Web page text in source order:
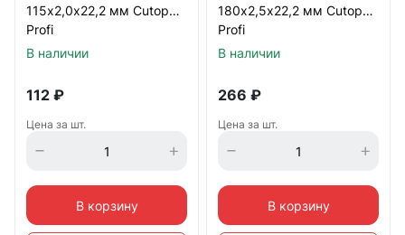
115х2,0х22,2 мм Cutop
Profi
В наличии
112 ₽
Цена за шт.
В корзину
180х2,5х22,2 мм Cutop
Profi
В наличии
266 ₽
Цена за шт.
В корзину